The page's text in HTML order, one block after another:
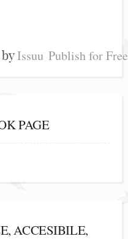
Issuu Publish for Free
PAGE
ACCESIBILE,